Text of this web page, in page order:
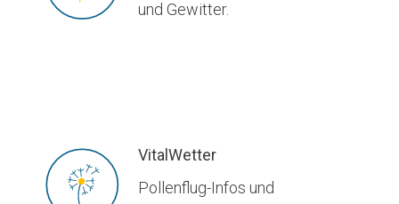
und Gewitter.
VitalWetter
Pollenflug-Infos und